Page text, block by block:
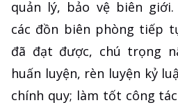
quản lý, bảo vệ biên
các đồn biên phòng tiếp
đã đạt được, chú trọng
huấn luyện, rèn luyện kỷ
chính quy; làm tốt công